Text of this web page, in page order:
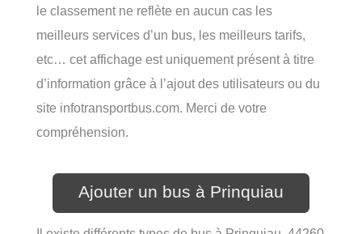
le classement ne reflète en aucun cas les
meilleurs services d’un bus, les meilleurs tarifs,
etc… cet affichage est uniquement présent à titre
d’information grâce à l’ajout des utilisateurs ou du
site infotransportbus.com. Merci de votre
compréhension.
Ajouter un bus à Prinquiau